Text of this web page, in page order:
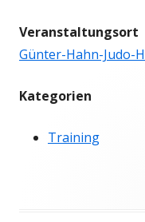
Veranstaltungsort
Günter-Hahn-Judo-
Kategorien
Training